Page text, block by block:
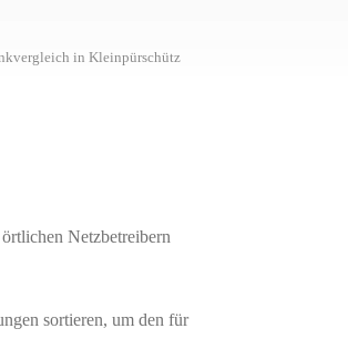
in Kleinpürschütz
Netzbetreibern
sortieren, um den für